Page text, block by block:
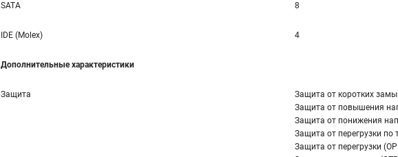
SATA 8
IDE (Molex) 4
Дополнительные характеристики
Защита
Защита от коротких
Защита от повышения
Защита от понижения
Защита от перегрузки по
Защита от перегрузки